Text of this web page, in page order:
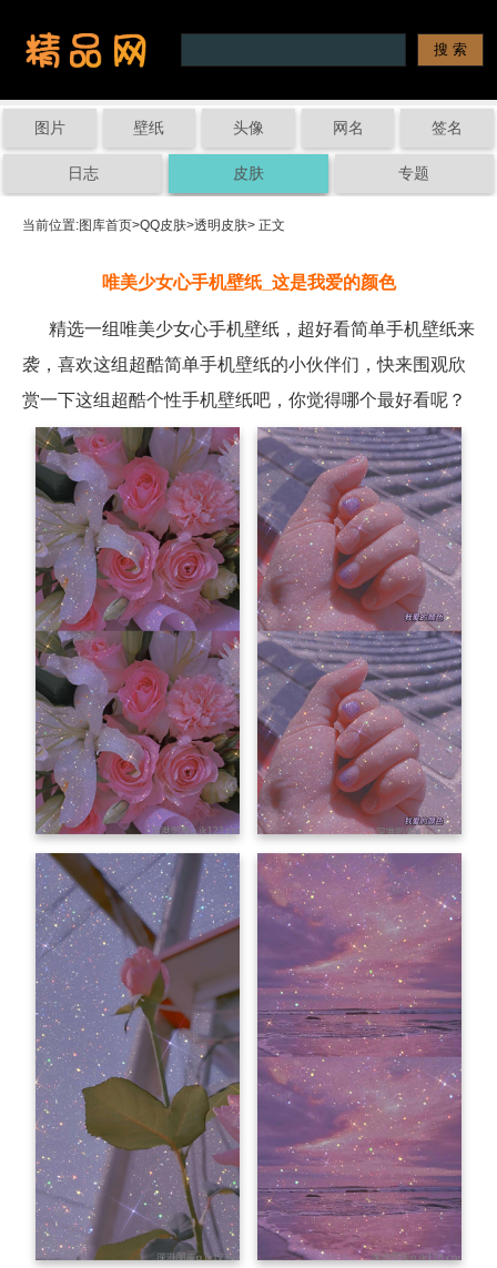
图片 壁纸 头像 网名 签名
日志 皮肤 专题
当前位置:图库首页>QQ皮肤>透明皮肤> 正文
唯美少女心手机壁纸_这是我爱的颜色
精选一组唯美少女心手机壁纸，超好看简单手机壁纸来
袭，喜欢这组超酷简单手机壁纸的小伙伴们，快来围观欣
赏一下这组超酷个性手机壁纸吧，你觉得哪个最好看呢？